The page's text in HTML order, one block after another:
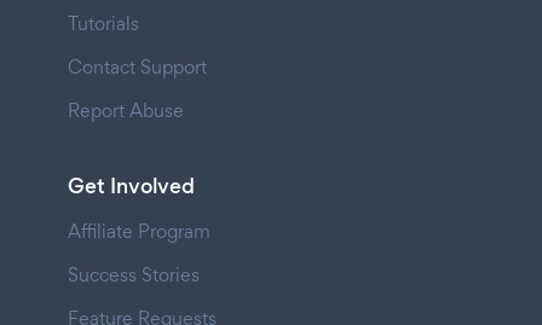
Tutorials
Contact Support
Report Abuse
Get Involved
Affiliate Program
Success Stories
Feature Requests